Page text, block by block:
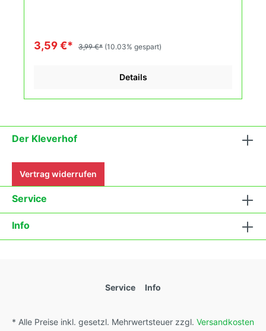
roten Streifen. Cremiges Fruchtfleisch, weich und
rund im Geschmack. Sehr exotisch. Aromen nach
Aprikose, sehr flüssig, saftig, lecker, gut
sie besser als gedacht“, so der Kommentar von
meinen Freunden. Grösse: 1,8m Fruchtgewicht:
150-300g Rispe: Cluster Internodien: 25-
geflammt, an der Spitze rot Fruchtfarbe innen:
Gelb-orange mit rotem Streifen Geschmack: Sehr
süss, cremig-exotisch. Aromen wie Mango,
Mozzarella, Ketchup, für Caprese, Pürree,
verkauft. Keimtemperatur zwischen 25°C und
Tomatensorten den sich fortlaufend ändernden
Wachstumsbedingungen nach den Grundsätzen
3,59 €* 3,99 €* (10.03% gespart)
Details
Der Kleverhof
Vertrag widerrufen
Service
Info
Service Info
* Alle Preise inkl. gesetzl. Mehrwertsteuer zzgl. Versandkosten